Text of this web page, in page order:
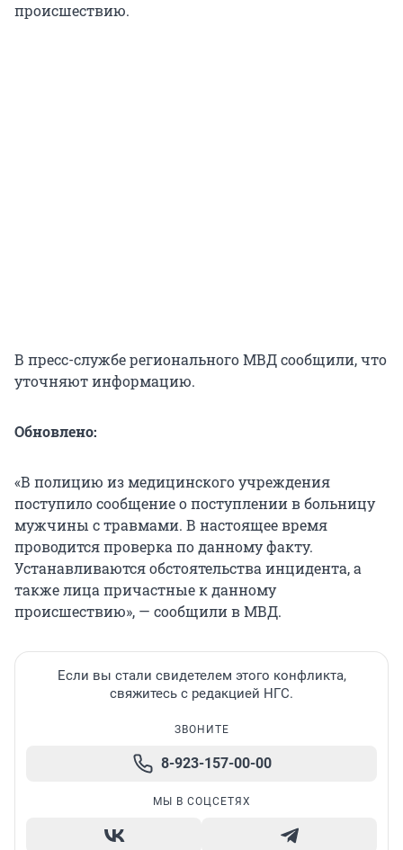
происшествию.
В пресс-службе регионального МВД сообщили, что
уточняют информацию.
Обновлено:
«В полицию из медицинского учреждения
поступило сообщение о поступлении в больницу
мужчины с травмами. В настоящее время
проводится проверка по данному факту.
Устанавливаются обстоятельства инцидента, а
также лица причастные к данному
происшествию», — сообщили в МВД.
Если вы стали свидетелем этого конфликта,
свяжитесь с редакцией НГС.
ЗВОНИТЕ
8-923-157-00-00
МЫ В СОЦСЕТЯХ